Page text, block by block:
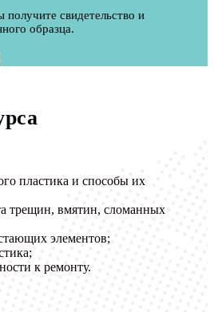
свидетельство и
образца.
пластика и способы их
трещин, вмятин, сломанных
элементов;
к ремонту.